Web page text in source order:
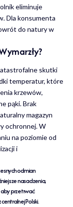
eliminuje
Dla konsumenta
do natury w
skutki
temperatur, które
krzewów,
pąki. Brak
magazyn
ochronnej. W
na poziomie od
i
odmian
nasadzenia,
przetrwać
Polski.